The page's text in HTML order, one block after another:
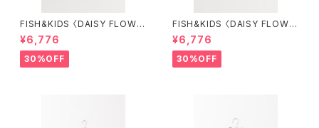
FISH&KIDS 〈DAISY FLOWE
R SHORT〉
¥6,776
30%OFF
FISH&KIDS 〈DAISY FLOWE
R SHIRT〉
¥6,776
30%OFF